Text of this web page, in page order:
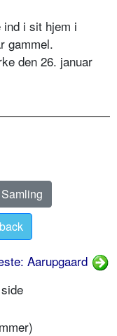
i sit hjem i
gammel.
den 26. januar
Aarupgaard